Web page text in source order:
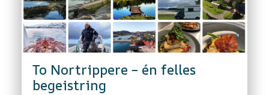
To Nortrippere – én felles
begeistring